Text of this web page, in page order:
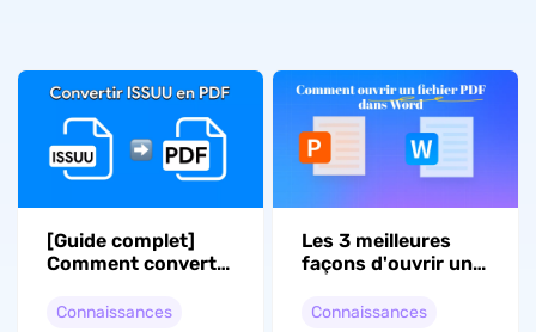
[Guide complet]
Comment convertir
gratuitement ?
Connaissances
Les 3 meilleures
façons d'ouvrir un
Word
Connaissances